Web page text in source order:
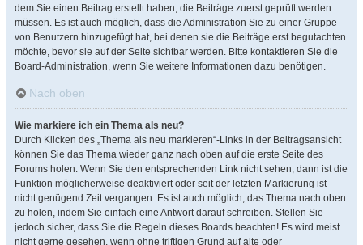
dem Sie einen Beitrag erstellt haben, die Beiträge zuerst geprüft werden
müssen. Es ist auch möglich, dass die Administration Sie zu einer Gruppe
von Benutzern hinzugefügt hat, bei denen sie die Beiträge erst begutachten
möchte, bevor sie auf der Seite sichtbar werden. Bitte kontaktieren Sie die
Board-Administration, wenn Sie weitere Informationen dazu benötigen.
Nach oben
Wie markiere ich ein Thema als neu?
Durch Klicken des „Thema als neu markieren“-Links in der Beitragsansicht
können Sie das Thema wieder ganz nach oben auf die erste Seite des
Forums holen. Wenn Sie den entsprechenden Link nicht sehen, dann ist die
Funktion möglicherweise deaktiviert oder seit der letzten Markierung ist
nicht genügend Zeit vergangen. Es ist auch möglich, das Thema nach oben
zu holen, indem Sie einfach eine Antwort darauf schreiben. Stellen Sie
jedoch sicher, dass Sie die Regeln dieses Boards beachten! Es wird meist
nicht gerne gesehen, wenn ohne triftigen Grund auf alte oder